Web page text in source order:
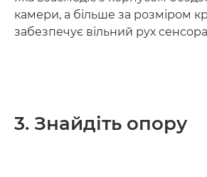
камери, а більше за розміром
забезпечує вільний рух
3. Знайдіть опору